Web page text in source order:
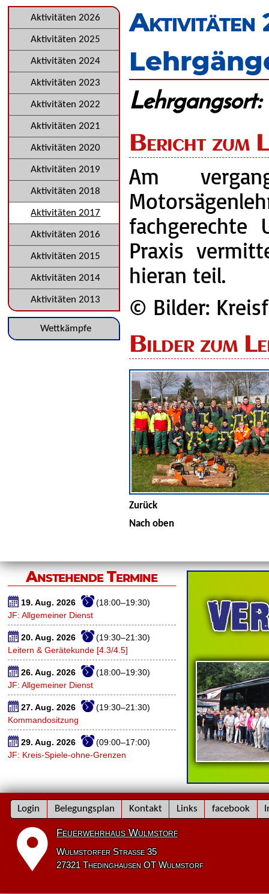
überspringen
Aktivitäten
Bericht zum
Am
Praxis
hieran teil.
© Bilder:
Bilder zum
Zurück
Nach oben
Navigation
überspringen
Aktivitäten 2026
Aktivitäten 2025
Aktivitäten 2024
Aktivitäten 2023
Aktivitäten 2022
Aktivitäten 2021
Aktivitäten 2020
Aktivitäten 2019
Aktivitäten 2018
Aktivitäten 2017
Aktivitäten 2016
Aktivitäten 2015
Aktivitäten 2014
Aktivitäten 2013
NavigationWettkämpfe
Anstehende Termine
19. Aug. 2026
(18:00–19:30)
JF: Allgemeiner Dienst
20. Aug. 2026
(19:30–21:30)
Leitern & Gerätekunde [4.3/4.5]
26. Aug. 2026
(18:00–19:30)
JF: Allgemeiner Dienst
27. Aug. 2026
(19:30–21:30)
Kommandositzung
29. Aug. 2026
(09:00–17:00)
JF: Kreis-Spiele-ohne-Grenzen
Navigation
überspringen
Login Belegungsplan Kontakt Links facebook
Feuerwehrhaus Wulmstorf
Wulmstorfer Straße 35
27321 Thedinghausen OT Wulmstorf